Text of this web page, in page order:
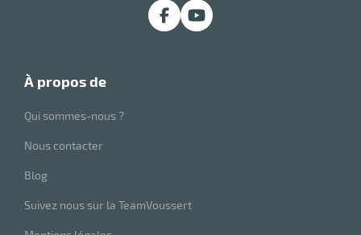
à propos de
Qui sommes-nous ?
Nous contacter
Blog
Suivez nous sur la TeamVoussert